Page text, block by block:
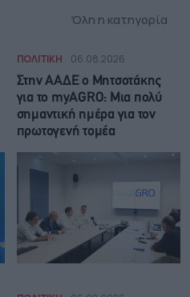
Όλη η κατηγορία
ΠΟΛΙΤΙΚΗ 06.08.2026
Στην ΑΑΔΕ ο Μητσοτάκης
για το myAGRO: Μια πολύ
σημαντική ημέρα για τον
πρωτογενή τομέα